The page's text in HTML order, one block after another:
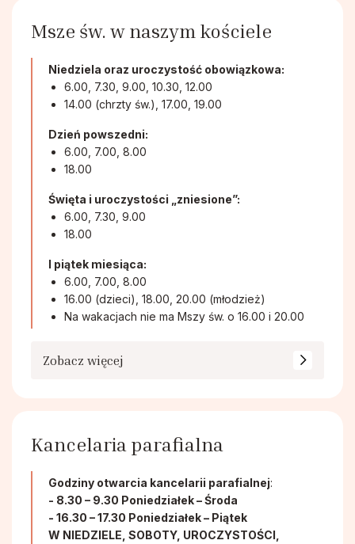
Msze św. w naszym kościele
Niedziela oraz uroczystość obowiązkowa:
6.00, 7.30, 9.00, 10.30, 12.00
14.00 (chrzty św.), 17.00, 19.00
Dzień powszedni:
6.00, 7.00, 8.00
18.00
Święta i uroczystości „zniesione”:
6.00, 7.30, 9.00
18.00
I piątek miesiąca:
6.00, 7.00, 8.00
16.00 (dzieci), 18.00, 20.00 (młodzież)
Na wakacjach nie ma Mszy św. o 16.00 i 20.00
Zobacz więcej
Kancelaria parafialna
Godziny otwarcia kancelarii parafialnej:
- 8.30 – 9.30 Poniedziałek – Środa
- 16.30 – 17.30 Poniedziałek – Piątek
W NIEDZIELE, SOBOTY, UROCZYSTOŚCI,